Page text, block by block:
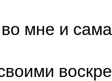
мне и сама